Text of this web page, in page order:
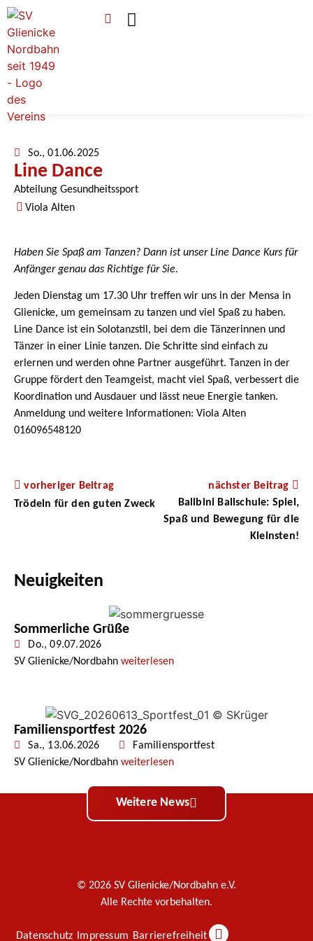
So., 01.06.2025
Line Dance
Abteilung Gesundheitssport
Viola Alten
Haben Sie Spaß am Tanzen? Dann ist unser Line Dance Kurs für
Anfänger genau das Richtige für Sie.
Jeden Dienstag um 17.30 Uhr treffen wir uns in der Mensa in
Glienicke, um gemeinsam zu tanzen und viel Spaß zu haben.
Line Dance ist ein Solotanzstil, bei dem die Tänzerinnen und
Tänzer in einer Linie tanzen. Die Schritte sind einfach zu
erlernen und werden ohne Partner ausgeführt. Tanzen in der
Gruppe fördert den Teamgeist, macht viel Spaß, verbessert die
Koordination und Ausdauer und lässt neue Energie tanken.
Anmeldung und weitere Informationen: Viola Alten
016096548120
vorheriger Beitrag
Trödeln für den guten Zweck
nächster Beitrag
Ballbini Ballschule: Spiel,
Spaß und Bewegung für die
Kleinsten!
Neuigkeiten
Sommerliche Grüße
Do., 09.07.2026
SV Glienicke/Nordbahn weiterlesen
Familiensportfest 2026
Sa., 13.06.2026
Familiensportfest
SV Glienicke/Nordbahn weiterlesen
Weitere News
© 2026 SV Glienicke/Nordbahn e.V.
Alle Rechte vorbehalten.
Datenschutz Impressum Barrierefreiheit